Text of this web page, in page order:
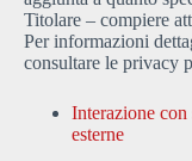
Titolare – compiere
Per informazioni
consultare le privacy
Interazione
esterne